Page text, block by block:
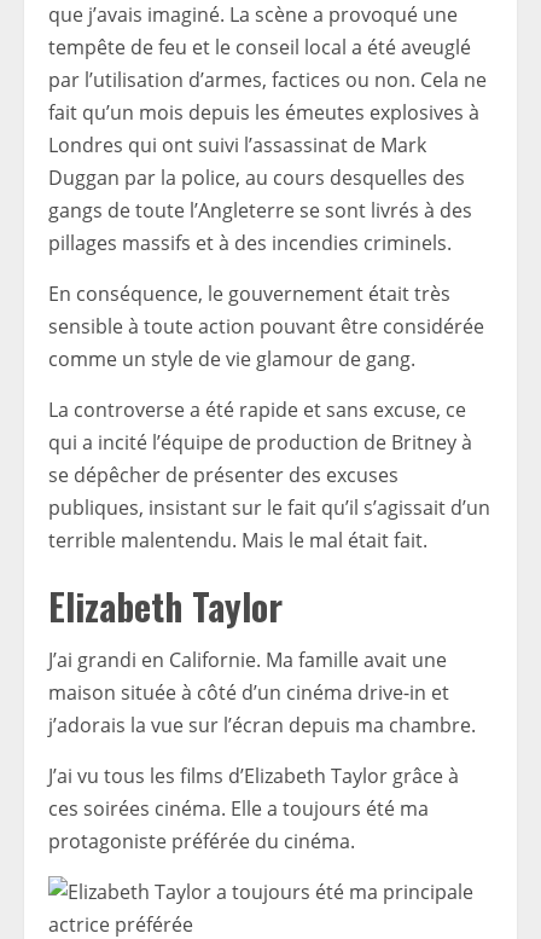
que j’avais imaginé. La scène a provoqué une
tempête de feu et le conseil local a été aveuglé
par l’utilisation d’armes, factices ou non. Cela ne
fait qu’un mois depuis les émeutes explosives à
Londres qui ont suivi l’assassinat de Mark
Duggan par la police, au cours desquelles des
gangs de toute l’Angleterre se sont livrés à des
pillages massifs et à des incendies criminels.
En conséquence, le gouvernement était très
sensible à toute action pouvant être considérée
comme un style de vie glamour de gang.
La controverse a été rapide et sans excuse, ce
qui a incité l’équipe de production de Britney à
se dépêcher de présenter des excuses
publiques, insistant sur le fait qu’il s’agissait d’un
terrible malentendu. Mais le mal était fait.
Elizabeth Taylor
J’ai grandi en Californie. Ma famille avait une
maison située à côté d’un cinéma drive-in et
j’adorais la vue sur l’écran depuis ma chambre.
J’ai vu tous les films d’Elizabeth Taylor grâce à
ces soirées cinéma. Elle a toujours été ma
protagoniste préférée du cinéma.